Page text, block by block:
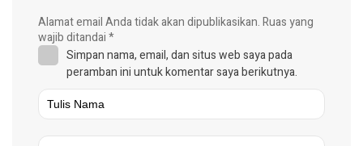
Alamat email Anda tidak akan dipublikasikan.Ruas yang
wajib ditandai*
Simpan nama, email, dan situs web saya pada
peramban ini untuk komentar saya berikutnya.